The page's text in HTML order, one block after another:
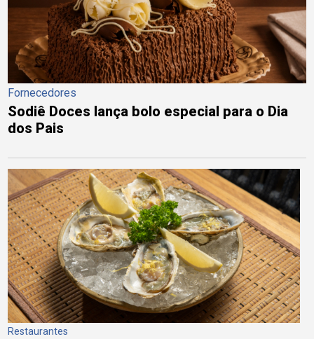
Fornecedores
Sodiê Doces lança bolo especial para o Dia
dos Pais
Restaurantes